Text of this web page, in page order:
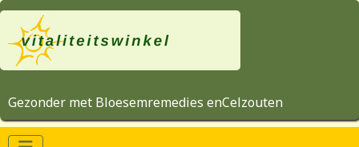
Gezonder met Bloesemremedies enCelzouten